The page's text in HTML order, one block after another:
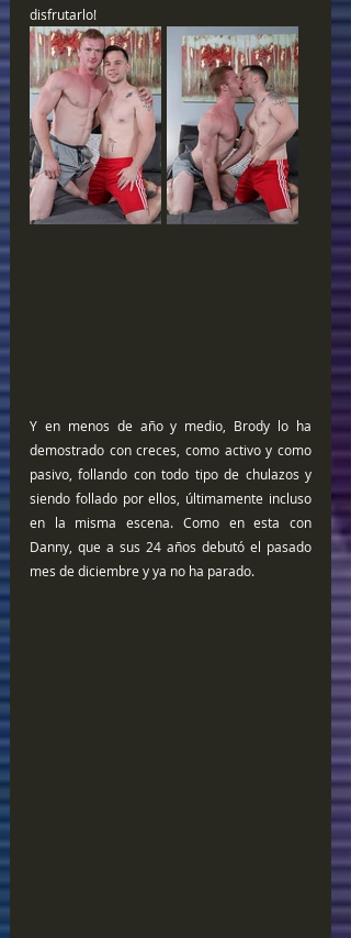
disfrutarlo!
Y en menos de año y medio, Brody lo ha
demostrado con creces, como activo y como
pasivo, follando con todo tipo de chulazos y
siendo follado por ellos, últimamente incluso
en la misma escena. Como en esta con
Danny, que a sus 24 años debutó el pasado
mes de diciembre y ya no ha parado.